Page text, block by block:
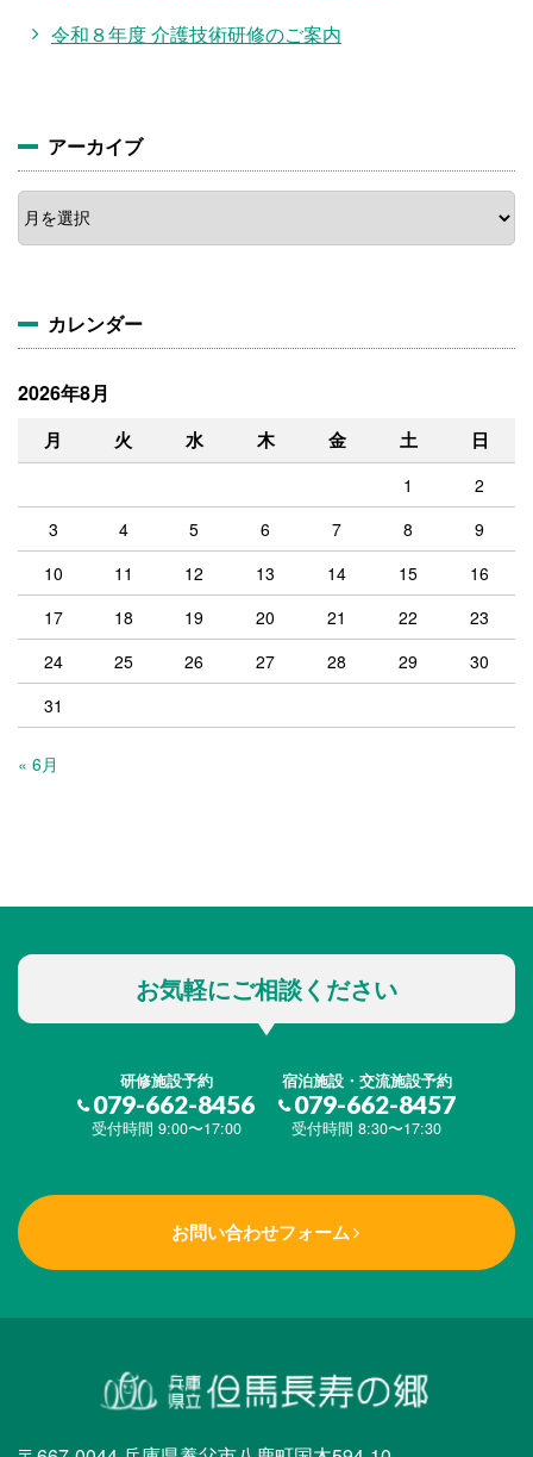
令和８年度 介護技術研修のご案内
アーカイブ
ア
ー
カ
カレンダー
2026年8月
月 火 水 木 金 土 日
1
2
3
4 5 6 7 8
9
10
11 12 13 14 15
16
17
18 19 20 21 22
23
24
25 26 27 28 29
30
31
« 6月
お気軽にご相談ください
研修施設予約
079-662-8456
受付時間 9:00〜17:00
宿泊施設・交流施設予約
079-662-8457
受付時間 8:30〜17:30
お問い合わせフォーム